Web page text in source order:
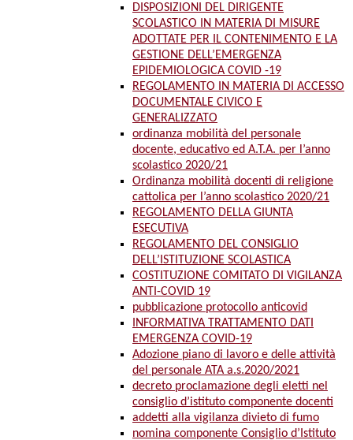
DISPOSIZIONI DEL DIRIGENTE
SCOLASTICO IN MATERIA DI MISURE
ADOTTATE PER IL CONTENIMENTO E LA
GESTIONE DELL’EMERGENZA
EPIDEMIOLOGICA COVID -19
REGOLAMENTO IN MATERIA DI ACCESSO
DOCUMENTALE CIVICO E
GENERALIZZATO
ordinanza mobilità del personale
docente, educativo ed A.T.A. per l’anno
scolastico 2020/21
Ordinanza mobilità docenti di religione
cattolica per l’anno scolastico 2020/21
REGOLAMENTO DELLA GIUNTA
ESECUTIVA
REGOLAMENTO DEL CONSIGLIO
DELL’ISTITUZIONE SCOLASTICA
COSTITUZIONE COMITATO DI VIGILANZA
ANTI-COVID 19
pubblicazione protocollo anticovid
INFORMATIVA TRATTAMENTO DATI
EMERGENZA COVID-19
Adozione piano di lavoro e delle attività
del personale ATA a.s.2020/2021
decreto proclamazione degli eletti nel
consiglio d’istituto componente docenti
addetti alla vigilanza divieto di fumo
nomina componente Consiglio d’Istituto